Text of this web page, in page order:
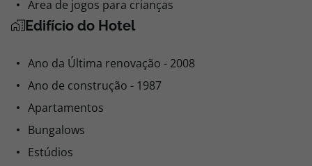
Área de jogos para crianças
Edifício do Hotel
Ano da Última renovação - 2008
Ano de construção - 1987
Apartamentos
Bungalows
Estúdios